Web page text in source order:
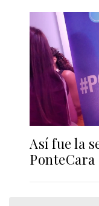
Así fue la
PonteCara